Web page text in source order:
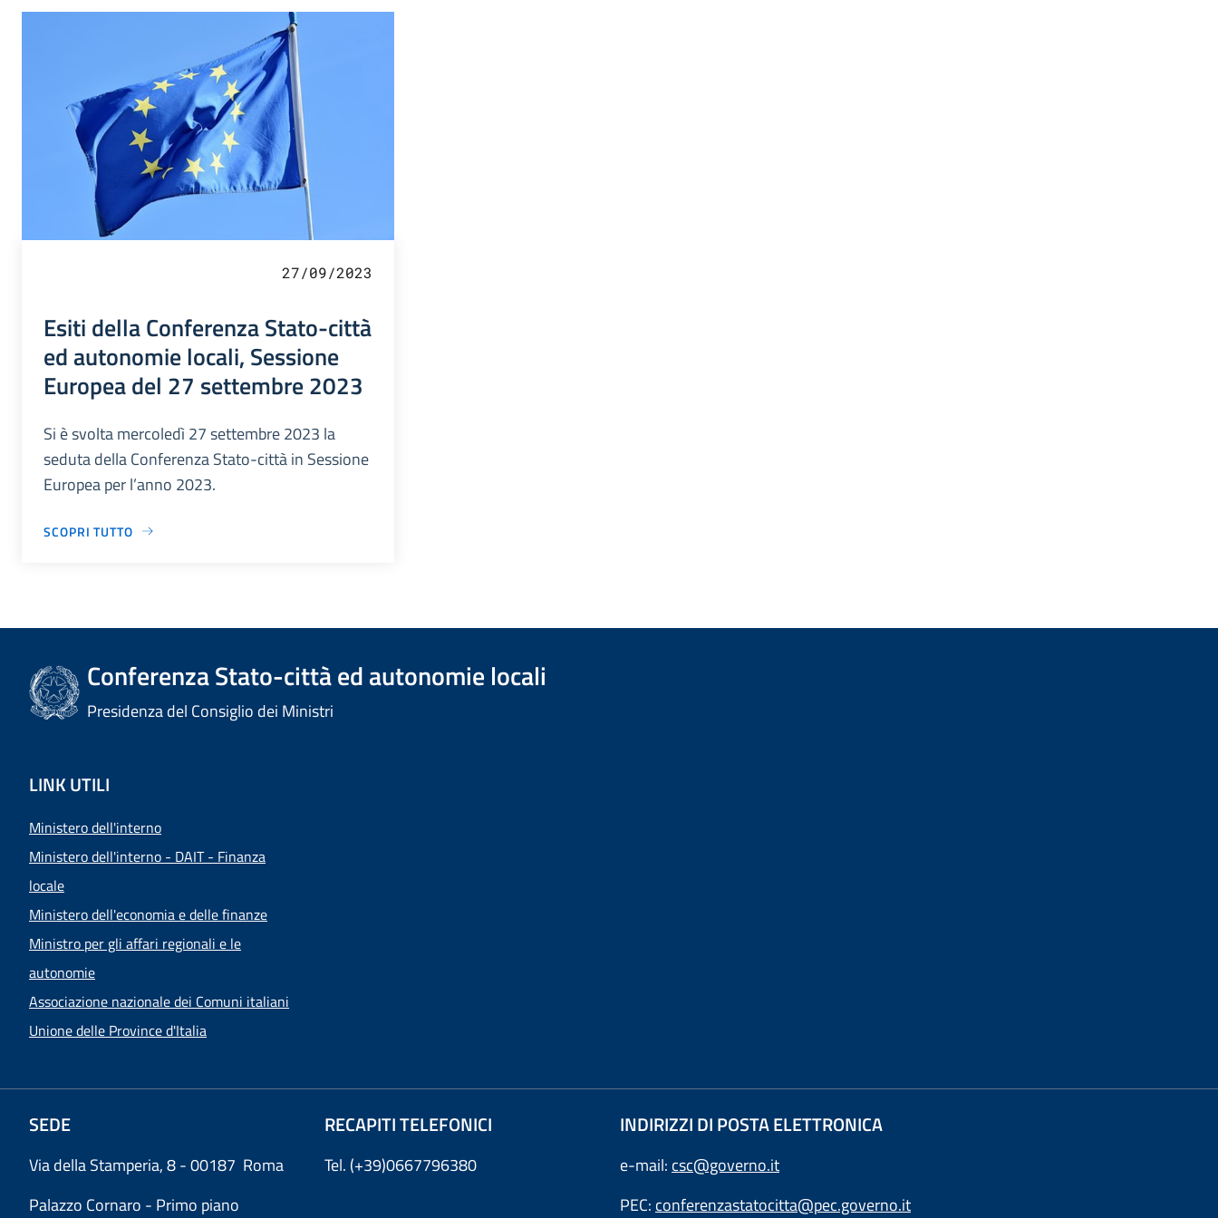
27/09/2023
Esiti della Conferenza Stato-città
ed autonomie locali, Sessione
Europea del 27 settembre 2023
Si è svolta mercoledì 27 settembre 2023 la
seduta della Conferenza Stato-città in Sessione
Europea per l’anno 2023.
SCOPRI TUTTO
Conferenza Stato-città ed autonomie locali
Presidenza del Consiglio dei Ministri
LINK UTILI
Ministero dell'interno
Ministero dell'interno - DAIT - Finanza
locale
Ministero dell'economia e delle finanze
Ministro per gli affari regionali e le
autonomie
Associazione nazionale dei Comuni italiani
Unione delle Province d'Italia
SEDE
Via della Stamperia, 8 - 00187 Roma
Palazzo Cornaro - Primo piano
RECAPITI TELEFONICI
Tel. (+39)0667796380
INDIRIZZI DI POSTA ELETTRONICA
e-mail: csc@governo.it
PEC: conferenzastatocitta@pec.governo.it